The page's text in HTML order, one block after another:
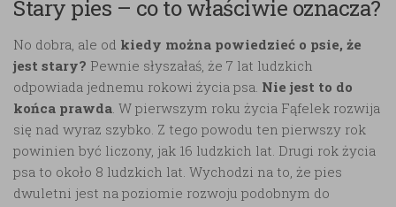
Stary pies – co to właściwie oznacza?
No dobra, ale od kiedy można powiedzieć o psie, że
jest stary? Pewnie słyszałaś, że 7 lat ludzkich
odpowiada jednemu rokowi życia psa. Nie jest to do
końca prawda. W pierwszym roku życia Fąfelek rozwija
się nad wyraz szybko. Z tego powodu ten pierwszy rok
powinien być liczony, jak 16 ludzkich lat. Drugi rok życia
psa to około 8 ludzkich lat. Wychodzi na to, że pies
dwuletni jest na poziomie rozwoju podobnym do